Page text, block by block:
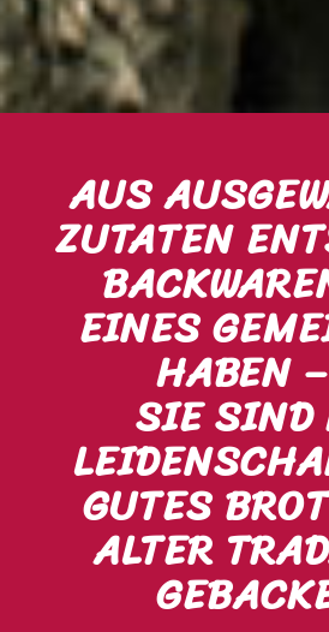
AUS
ZUTATEN
EINES
HABEN
SIE
GUTES
ALTER